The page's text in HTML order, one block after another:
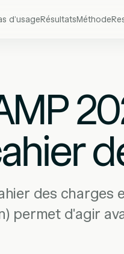
d’usageRésultatsMéthode
des charges
permet d'agir